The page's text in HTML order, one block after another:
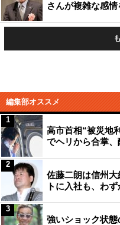
さんが複雑な感
編集部オススメ
高市首相“被災地
でヘリから合掌
1
佐藤二朗は信州
トに入社も、わ
2
強いショック状
3